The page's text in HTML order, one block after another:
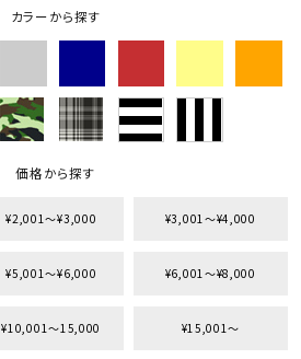
カラーから探す
価格から探す
¥2,001〜¥3,000 ¥3,001〜¥4,000
¥5,001〜¥6,000 ¥6,001〜¥8,000
¥10,001〜15,000 ¥15,001〜